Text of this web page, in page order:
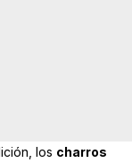
los charros